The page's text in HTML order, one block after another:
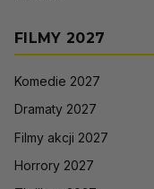
FILMY 2027
Komedie 2027
Dramaty 2027
Filmy akcji 2027
Horrory 2027